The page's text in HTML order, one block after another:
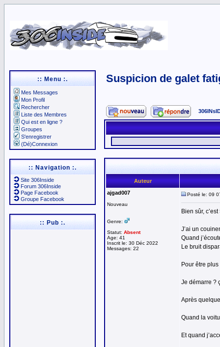
:: Menu :.
Mes Messages
Mon Profil
Rechercher
Liste des Membres
Qui est en ligne ?
Groupes
S'enregistrer
(Dé)Connexion
:: Navigation :.
Site 306Inside
Forum 306Inside
Page Facebook
Groupe Facebook
:: Pub :.
Suspicion de galet
Auteur
ajgad007
Nouveau
Genre:
Statut: Absent
Age: 41
Inscrit le: 30 Déc 2022
Messages: 22
Posté le: 09
Bien sûr,
J’ai un
Quand
Le bruit
Pour être
Je démarre ?
Après
Quand la
Et quand